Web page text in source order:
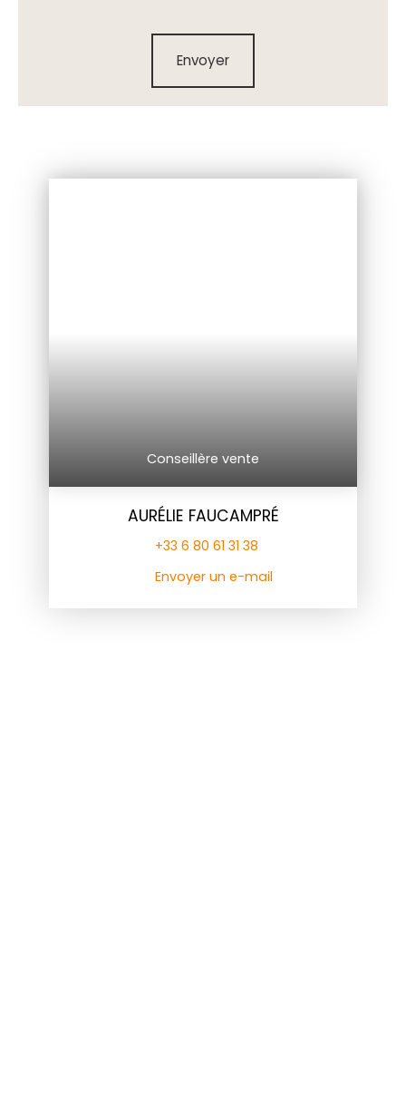
Envoyer
Conseillère vente
AURÉLIE FAUCAMPRÉ
+33 6 80 61 31 38
Envoyer un e-mail